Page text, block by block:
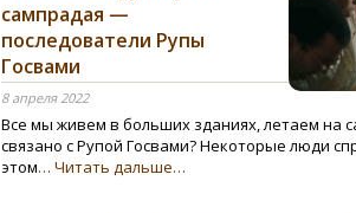
сампрадая —
последователи Рупы
Госвами
8 апреля 2022
Все мы живем в больших зданиях, летаем на
связано с Рупой Госвами? Некоторые люди
этом… Читать дальше…